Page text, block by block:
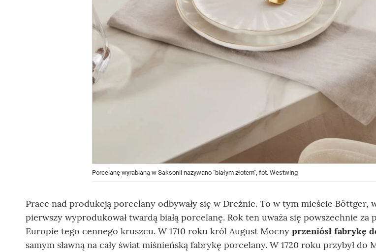
Porcelanę wyrabianą w Saksonii nazywano "białym złotem", fot. Westwing
Prace nad produkcją porcelany odbywały się w Dreźnie. To w tym mieście Böttger,
pierwszy wyprodukował twardą białą porcelanę. Rok ten uważa się powszechnie za
Europie tego cennego kruszcu. W 1710 roku król August Mocny przeniósł fabrykę
samym sławną na cały świat miśnieńską fabrykę porcelany. W 1720 roku przybył do